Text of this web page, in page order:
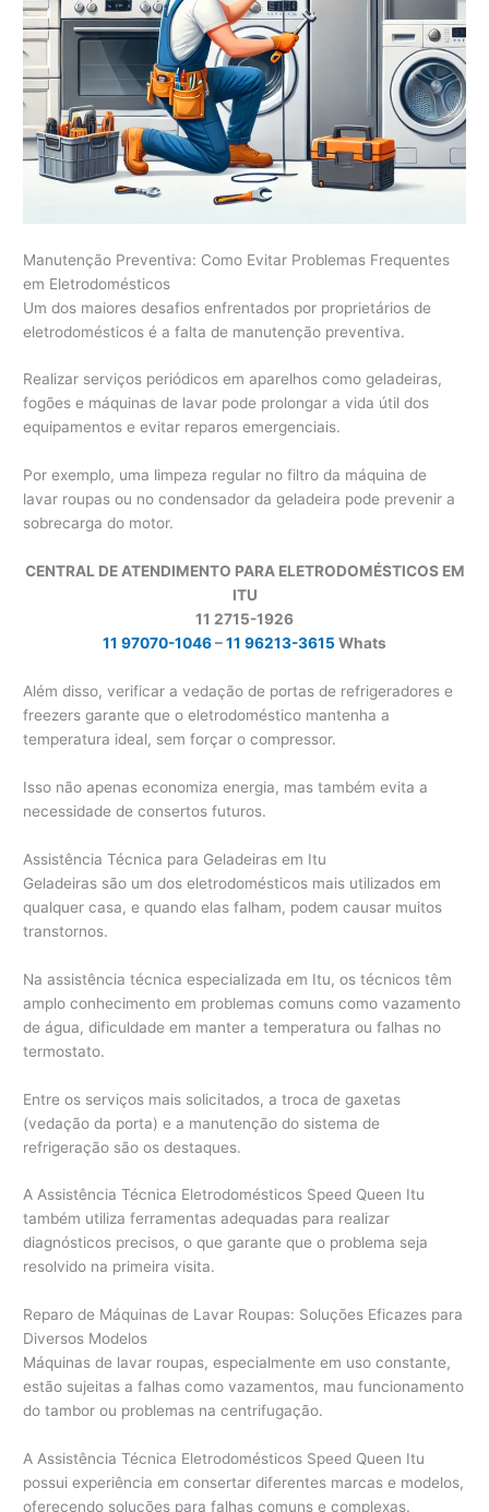
Manutenção Preventiva: Como Evitar Problemas Frequentes
em Eletrodomésticos
Um dos maiores desafios enfrentados por proprietários de
eletrodomésticos é a falta de manutenção preventiva.
Realizar serviços periódicos em aparelhos como geladeiras,
fogões e máquinas de lavar pode prolongar a vida útil dos
equipamentos e evitar reparos emergenciais.
Por exemplo, uma limpeza regular no filtro da máquina de
lavar roupas ou no condensador da geladeira pode prevenir a
sobrecarga do motor.
CENTRAL DE ATENDIMENTO PARA ELETRODOMÉSTICOS EM
ITU
11 2715-1926
11 97070-1046–11 96213-3615 Whats
Além disso, verificar a vedação de portas de refrigeradores e
freezers garante que o eletrodoméstico mantenha a
temperatura ideal, sem forçar o compressor.
Isso não apenas economiza energia, mas também evita a
necessidade de consertos futuros.
Assistência Técnica para Geladeiras em Itu
Geladeiras são um dos eletrodomésticos mais utilizados em
qualquer casa, e quando elas falham, podem causar muitos
transtornos.
Na assistência técnica especializada em Itu, os técnicos têm
amplo conhecimento em problemas comuns como vazamento
de água, dificuldade em manter a temperatura ou falhas no
termostato.
Entre os serviços mais solicitados, a troca de gaxetas
(vedação da porta) e a manutenção do sistema de
refrigeração são os destaques.
A Assistência Técnica Eletrodomésticos Speed Queen Itu
também utiliza ferramentas adequadas para realizar
diagnósticos precisos, o que garante que o problema seja
resolvido na primeira visita.
Reparo de Máquinas de Lavar Roupas: Soluções Eficazes para
Diversos Modelos
Máquinas de lavar roupas, especialmente em uso constante,
estão sujeitas a falhas como vazamentos, mau funcionamento
do tambor ou problemas na centrifugação.
A Assistência Técnica Eletrodomésticos Speed Queen Itu
possui experiência em consertar diferentes marcas e modelos,
oferecendo soluções para falhas comuns e complexas.